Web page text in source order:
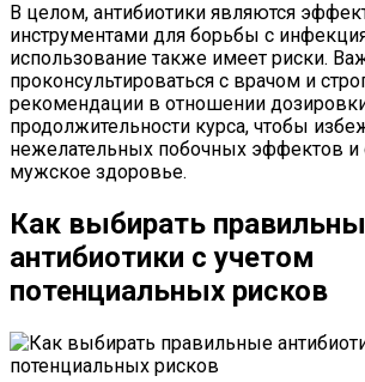
В целом, антибиотики являются
инструментами для борьбы с
использование также имеет риски.
проконсультироваться с врачом и
рекомендации в отношении
продолжительности курса, чтобы
нежелательных побочных эффектов и
мужское здоровье.
Как выбирать
антибиотики с учетом
потенциальных рисков